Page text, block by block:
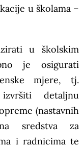
u školama –
u školskim
je osigurati
mjere, tj.
detaljnu
(nastavnih
sredstva za
i radnicima te